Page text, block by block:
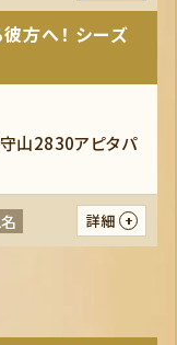
方へ！ シーズ
山2830アピタパ
詳細